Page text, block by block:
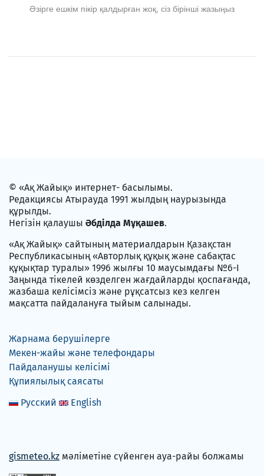
Әзірге ешкім пікір қалдырған жоқ, сіз бірінші жазыңыз
© «Ақ Жайық» интернет- басылымы.
Редакциясы Атырауда 1991 жылдың наурызында
құрылды.
Негізін қалаушы Әбділда Мұқашев.
«Ақ Жайық» сайтының материалдарын Қазақстан
Республикасының «Авторлық құқық және сабақтас
құқықтар туралы» 1996 жылғы 10 маусымдағы №6-I
Заңында тікелей көзделген жағдайларды қоспағанда,
жазбаша келісімсіз және рұқсатсыз кез келген
мақсатта пайдалануға тыйым салынады.
Жарнама берушілерге
Мекен-жайы және телефондары
Пайдаланушы келісімі
Құпиялылық саясаты
Русский
English
gismeteo.kz мәліметіне сүйенген ауа-райы болжамы